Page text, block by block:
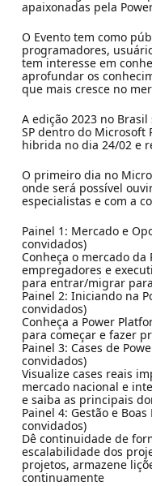
apaixonadas pela
O Evento tem como
programadores,
tem interesse em
aprofundar os
que mais cresce no
A edição 2023 no
SP dentro do Microsoft
hibrida no dia 24/02 e
O primeiro dia no
onde será possível
especialistas e com a
Painel 1: Mercado e
convidados)
Conheça o mercado
empregadores e
para entrar/migrar
Painel 2: Iniciando na
convidados)
Conheça a Power
para começar e fazer
Painel 3: Cases de
convidados)
Visualize cases reais
mercado nacional e
e saiba as principais
Painel 4: Gestão e
convidados)
Dê continuidade de
escalabilidade dos
projetos, armazene
continuamente